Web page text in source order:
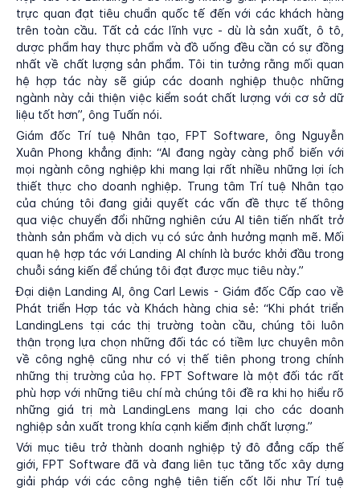
trực quan đạt tiêu chuẩn quốc tế đến với các khách hàng
trên toàn cầu. Tất cả các lĩnh vực - dù là sản xuất, ô tô,
dược phẩm hay thực phẩm và đồ uống đều cần có sự đồng
nhất về chất lượng sản phẩm. Tôi tin tưởng rằng mối quan
hệ hợp tác này sẽ giúp các doanh nghiệp thuộc những
ngành này cải thiện việc kiểm soát chất lượng với cơ sở dữ
liệu tốt hơn”, ông Tuấn nói.
Giám đốc Trí tuệ Nhân tạo, FPT Software, ông Nguyễn
Xuân Phong khẳng định: “AI đang ngày càng phổ biến với
mọi ngành công nghiệp khi mang lại rất nhiều những lợi ích
thiết thực cho doanh nghiệp. Trung tâm Trí tuệ Nhân tạo
của chúng tôi đang giải quyết các vấn đề thực tế thông
qua việc chuyển đổi những nghiên cứu AI tiên tiến nhất trở
thành sản phẩm và dịch vụ có sức ảnh hưởng mạnh mẽ. Mối
quan hệ hợp tác với Landing AI chính là bước khởi đầu trong
chuỗi sáng kiến để chúng tôi đạt được mục tiêu này.”
Đại diện Landing AI, ông Carl Lewis - Giám đốc Cấp cao về
Phát triển Hợp tác và Khách hàng chia sẻ: “Khi phát triển
LandingLens tại các thị trường toàn cầu, chúng tôi luôn
thận trọng lựa chọn những đối tác có tiềm lực chuyên môn
về công nghệ cũng như có vị thế tiên phong trong chính
những thị trường của họ. FPT Software là một đối tác rất
phù hợp với những tiêu chí mà chúng tôi đề ra khi họ hiểu rõ
những giá trị mà LandingLens mang lại cho các doanh
nghiệp sản xuất trong khía cạnh kiểm định chất lượng.”
Với mục tiêu trở thành doanh nghiệp tỷ đô đẳng cấp thế
giới, FPT Software đã và đang liên tục tăng tốc xây dựng
giải pháp với các công nghệ tiên tiến cốt lõi như Trí tuệ